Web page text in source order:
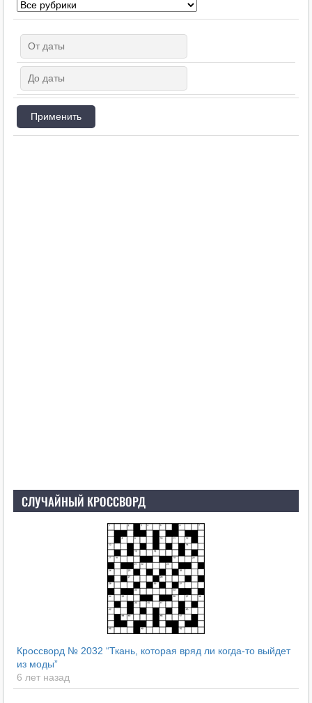
СЛУЧАЙНЫЙ КРОССВОРД
Кроссворд № 2032 “Ткань, которая вряд ли когда-то выйдет
из моды”
6 лет назад